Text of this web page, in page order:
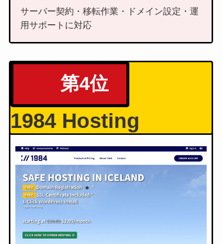
サーバー契約・移転作業・ドメイン設定・運
用サポートに対応
第4位
1984 Hosting